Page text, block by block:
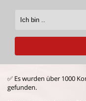
✅ Es wurden über 1000
gefunden.